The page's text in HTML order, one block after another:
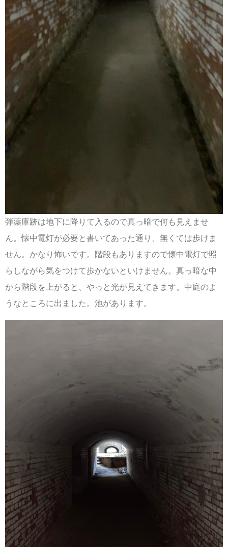
弾薬庫跡は地下に降りて入るので真っ暗で何も見えませ
ん。懐中電灯が必要と書いてあった通り、無くては歩けま
せん。かなり怖いです。階段もありますので懐中電灯で照
らしながら気をつけて歩かないといけません。真っ暗な中
から階段を上がると、やっと光が見えてきます。中庭のよ
うなところに出ました。池があります。